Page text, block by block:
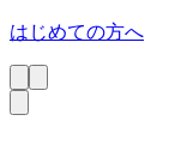
はじめての方へ